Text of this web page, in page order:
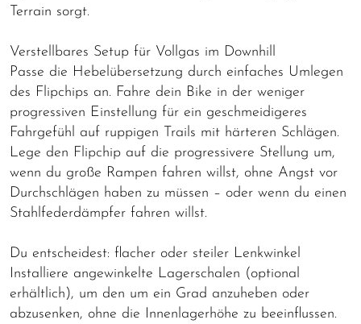
Terrain sorgt.
Verstellbares Setup für Vollgas im Downhill
Passe die Hebelübersetzung durch einfaches Umlegen
des Flipchips an. Fahre dein Bike in der weniger
progressiven Einstellung für ein geschmeidigeres
Fahrgefühl auf ruppigen Trails mit härteren Schlägen.
Lege den Flipchip auf die progressivere Stellung um,
wenn du große Rampen fahren willst, ohne Angst vor
Durchschlägen haben zu müssen – oder wenn du einen
Stahlfederdämpfer fahren willst.
Du entscheidest: flacher oder steiler Lenkwinkel
Installiere angewinkelte Lagerschalen (optional
erhältlich), um den um ein Grad anzuheben oder
abzusenken, ohne die Innenlagerhöhe zu beeinflussen.